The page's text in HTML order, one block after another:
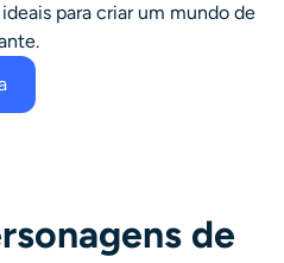
para criar um mundo de
de